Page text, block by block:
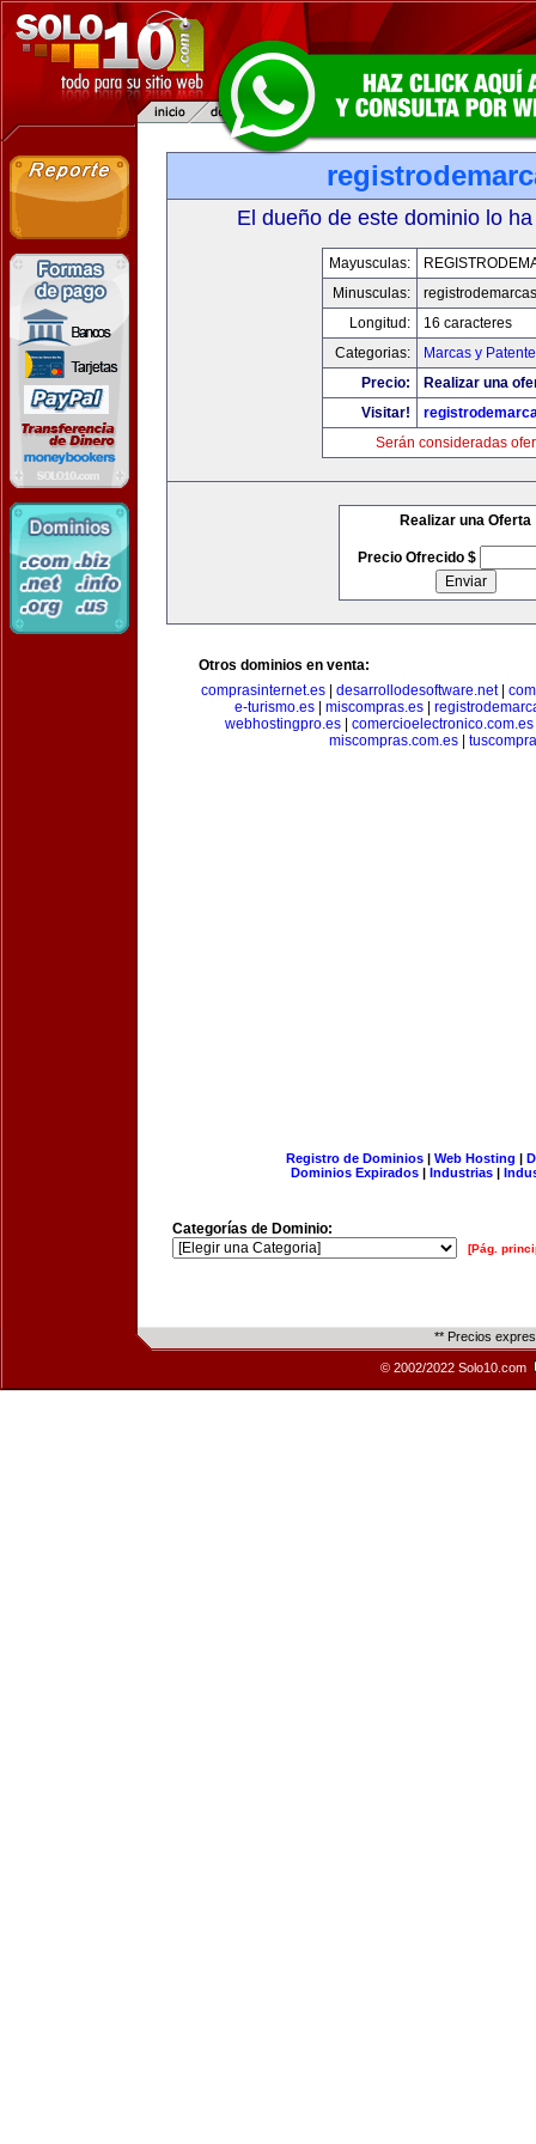
El dueño de este dominio lo
Mayusculas:
Minusculas:
Longitud:
16 caracteres
Categorias:
Marcas y
Precio:
Realizar una
Visitar!
Serán consideradas
Realizar una Oferta
Precio Ofrecido $
Otros dominios en venta:
comprasinternet.es
desarrollodesoftware.net|
e-turismo.es
miscompras.es
webhostingpro.es| comercioelectronico.com.es
miscompras.com.es
Registro de Dominios| Web Hosting |
Dominios Expirados | Industrias |
Categorías de Dominio:
[Pág.
** Precios
© 2002/2022 Solo10.com